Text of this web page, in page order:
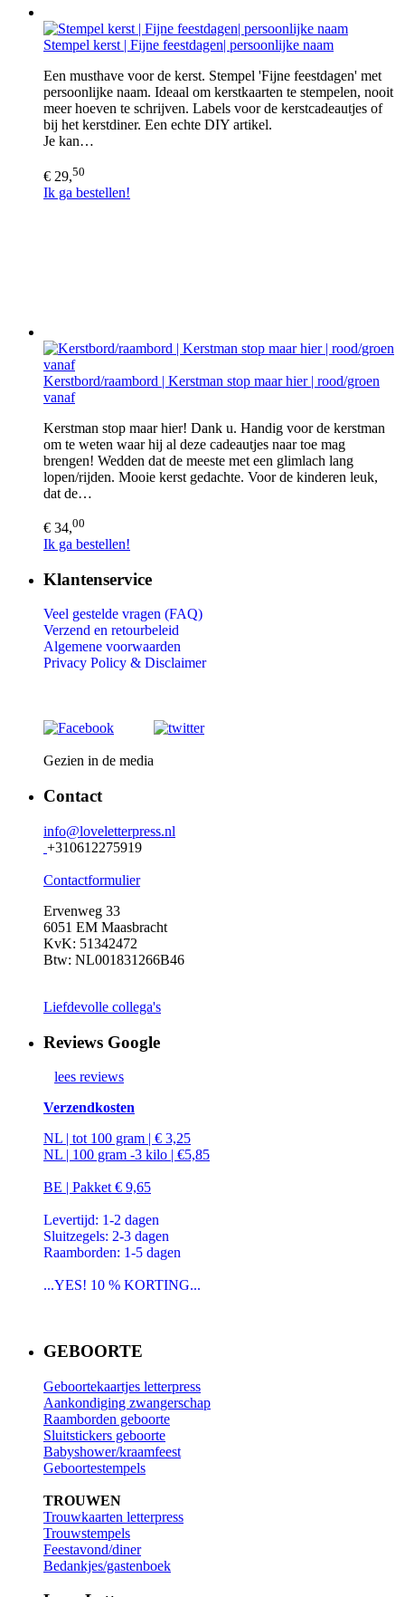
Stempel kerst | Fijne feestdagen| persoonlijke naam
Een musthave voor de kerst. Stempel 'Fijne feestdagen' met
persoonlijke naam. Ideaal om kerstkaarten te stempelen, nooit
meer hoeven te schrijven. Labels voor de kerstcadeautjes of
bij het kerstdiner. Een echte DIY artikel.
Je kan…
€ 29,50
Ik ga bestellen!
Kerstbord/raambord | Kerstman stop maar hier | rood/groen
vanaf
Kerstman stop maar hier! Dank u. Handig voor de kerstman
om te weten waar hij al deze cadeautjes naar toe mag
brengen! Wedden dat de meeste met een glimlach lang
lopen/rijden. Mooie kerst gedachte. Voor de kinderen leuk,
dat de…
€ 34,00
Ik ga bestellen!
Klantenservice
Veel gestelde vragen (FAQ)
Verzend en retourbeleid
Algemene voorwaarden
Privacy Policy & Disclaimer
Gezien in de media
Contact
info@loveletterpress.nl
+310612275919
Contactformulier
Ervenweg 33
6051 EM Maasbracht
KvK: 51342472
Btw: NL001831266B46
Liefdevolle collega's
Reviews Google
lees reviews
Verzendkosten
NL | tot 100 gram | € 3,25
NL | 100 gram -3 kilo | €5,85
BE | Pakket € 9,65
Levertijd: 1-2 dagen
Sluitzegels: 2-3 dagen
Raamborden: 1-5 dagen
...YES! 10 % KORTING...
GEBOORTE
Geboortekaartjes letterpress
Aankondiging zwangerschap
Raamborden geboorte
Sluitstickers geboorte
Babyshower/kraamfeest
Geboortestempels
TROUWEN
Trouwkaarten letterpress
Trouwstempels
Feestavond/diner
Bedankjes/gastenboek